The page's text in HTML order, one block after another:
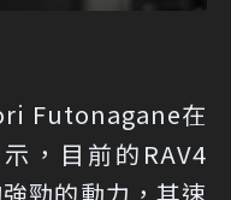
Futonagane在
，目前的RAV4
勁的動力，其速